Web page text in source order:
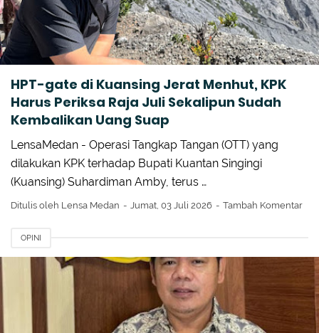
HPT-gate di Kuansing Jerat Menhut, KPK
Harus Periksa Raja Juli Sekalipun Sudah
Kembalikan Uang Suap
LensaMedan - Operasi Tangkap Tangan (OTT) yang
dilakukan KPK terhadap Bupati Kuantan Singingi
(Kuansing) Suhardiman Amby, terus …
Ditulis oleh Lensa Medan Jumat, 03 Juli 2026 Tambah Komentar
OPINI